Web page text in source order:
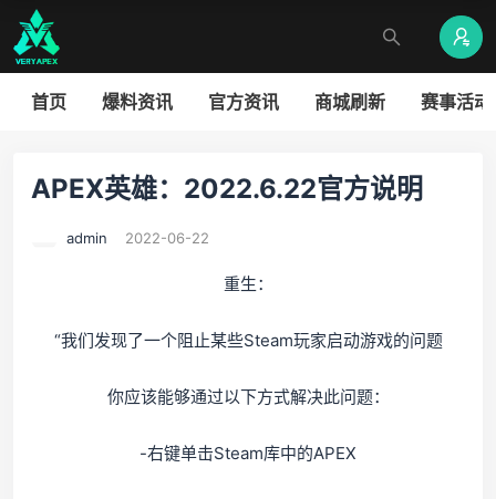
首页 爆料资讯 官方资讯 商城刷新 赛事活动
APEX英雄：2022.6.22官方说明
admin 2022-06-22
重生：
“我们发现了一个阻止某些Steam玩家启动游戏的问题
你应该能够通过以下方式解决此问题：
-右键单击Steam库中的APEX